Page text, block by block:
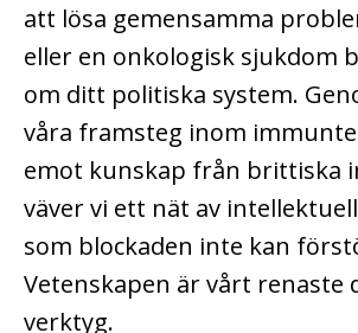
att lösa gemensamma
eller en onkologisk sjukdom
om ditt politiska system.
våra framsteg inom
emot kunskap från brittiska
väver vi ett nät av
som blockaden inte kan
Vetenskapen är vårt renaste
verktyg.